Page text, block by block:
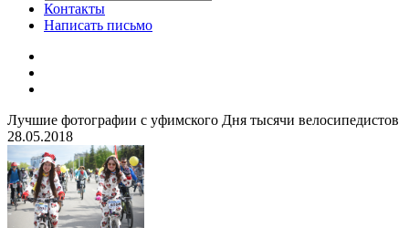
Контакты
Написать письмо
Лучшие фотографии с уфимского Дня тысячи велосипедистов
28.05.2018